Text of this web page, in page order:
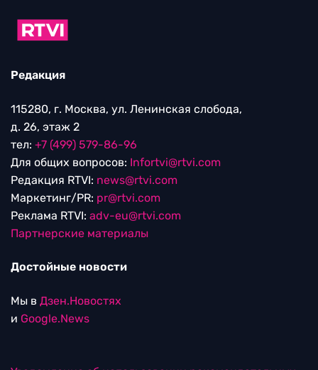
Редакция
115280, г. Москва, ул. Ленинская слобода,
д. 26, этаж 2
тел: +7 (499) 579-86-96
Для общих вопросов: Infortvi@rtvi.com
Редакция RTVI: news@rtvi.com
Маркетинг/PR: pr@rtvi.com
Реклама RTVI: adv-eu@rtvi.com
Партнерские материалы
Достойные новости
Мы в Дзен.Новостях
и Google.News